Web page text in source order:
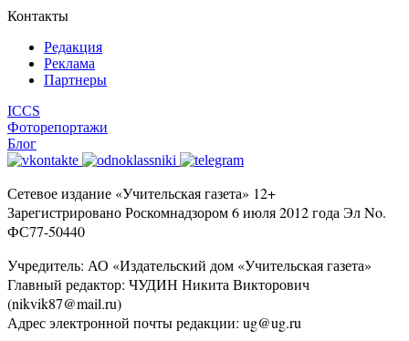
Контакты
Редакция
Реклама
Партнеры
ICCS
Фоторепортажи
Блог
Сетевое издание «Учительская газета» 12+
Зарегистрировано Роскомнадзором 6 июля 2012 года Эл No.
ФС77-50440
Учредитель: АО «Издательский дом «Учительская газета»
Главный редактор: ЧУДИН Никита Викторович
(nikvik87@mail.ru)
Адрес электронной почты редакции: ug@ug.ru